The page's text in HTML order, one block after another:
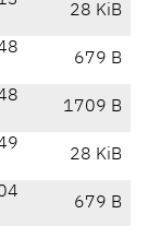
28 KiB
679 B
1709 B
28 KiB
679 B